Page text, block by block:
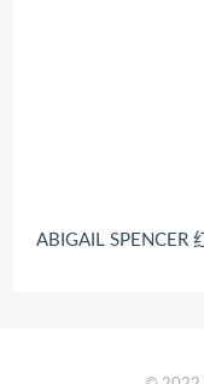
ABIGAIL SPENCER